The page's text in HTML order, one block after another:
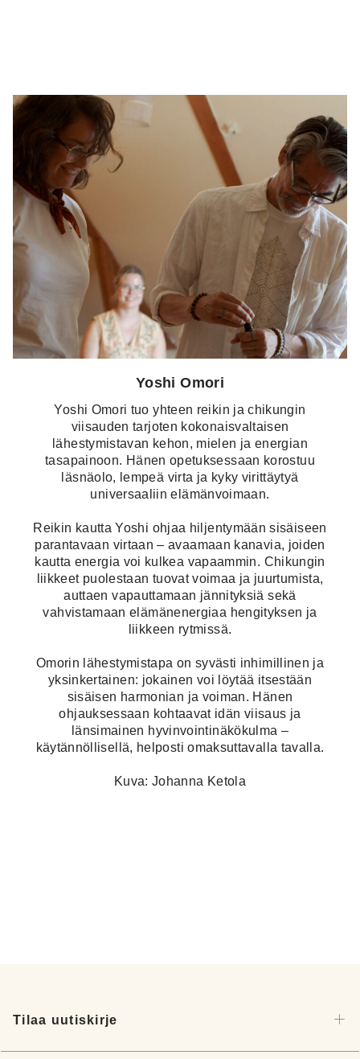
Yoshi Omori
Yoshi Omori tuo yhteen reikin ja chikungin
viisauden tarjoten kokonaisvaltaisen
lähestymistavan kehon, mielen ja energian
tasapainoon. Hänen opetuksessaan korostuu
läsnäolo, lempeä virta ja kyky virittäytyä
universaaliin elämänvoimaan.
Reikin kautta Yoshi ohjaa hiljentymään sisäiseen
parantavaan virtaan – avaamaan kanavia, joiden
kautta energia voi kulkea vapaammin. Chikungin
liikkeet puolestaan tuovat voimaa ja juurtumista,
auttaen vapauttamaan jännityksiä sekä
vahvistamaan elämänenergiaa hengityksen ja
liikkeen rytmissä.
Omorin lähestymistapa on syvästi inhimillinen ja
yksinkertainen: jokainen voi löytää itsestään
sisäisen harmonian ja voiman. Hänen
ohjauksessaan kohtaavat idän viisaus ja
länsimainen hyvinvointinäkökulma –
käytännöllisellä, helposti omaksuttavalla tavalla.
Kuva: Johanna Ketola
Tilaa uutiskirje